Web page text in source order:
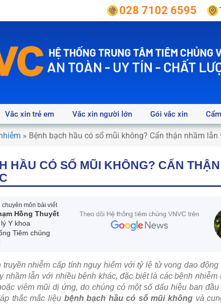
028 7102 6595
HỆ THỐNG TRUNG TÂM TIÊM CHỦNG
AN TOÀN - UY TÍN - CHẤT
Vắc xin trẻ em Vắc xin người lớn Gói vắc xin
» Bệnh bạch hầu có sổ mũi không? Cẩn thận nhầm
HẦU CÓ SỔ MŨI KHÔNG? CẨN
chuyên môn bài viết
Hồng Thuyết
Y khoa
Tiêm chủng
truyền nhiễm cấp tính nguy hiểm với tỷ lệ tử vong dao
nhầm lẫn với nhiều bệnh khác, đặc biệt là các bệnh
viêm mũi dị ứng, do chúng có một số dấu hiệu ban
thắc mắc liệu bệnh bạch hầu có sổ mũi khôngvà